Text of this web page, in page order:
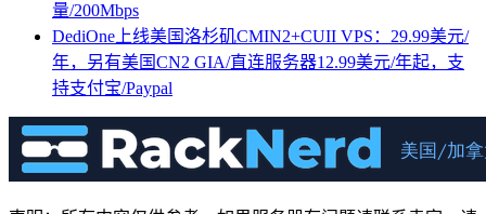
量/200Mbps
DediOne上线美国洛杉矶CMIN2+CUII VPS：29.99美元/
年，另有美国CN2 GIA/直连服务器12.99美元/年起，支
持支付宝/Paypal